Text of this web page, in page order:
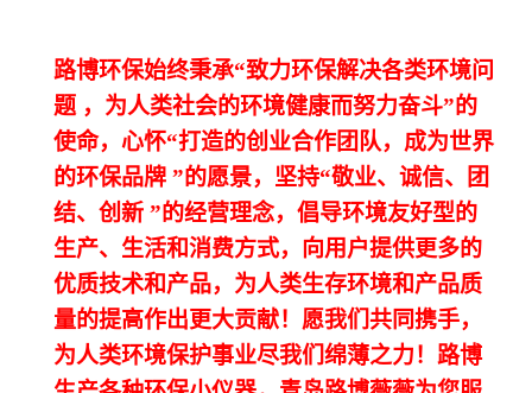
路博环保始终秉承“致力环保解决各类环境问
题 ，为人类社会的环境健康而努力奋斗”的
使命，心怀“打造的创业合作团队，成为世界
的环保品牌 ”的愿景，坚持“敬业、诚信、团
结、创新 ”的经营理念，倡导环境友好型的
生产、生活和消费方式，向用户提供更多的
优质技术和产品，为人类生存环境和产品质
量的提高作出更大贡献！愿我们共同携手，
为人类环境保护事业尽我们绵薄之力！路博